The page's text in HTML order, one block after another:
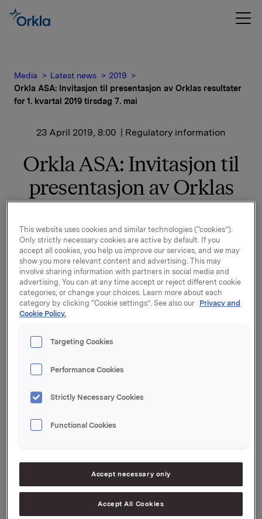
Media Latest news
2019
Orkla ASA: Invitasjon til presentasjon av Orklas resultater
for 1. kvartal 2019 tirsdag 7. mai
23 April 2019, 8:00 | Regulatory information
Orkla ASA: Invitasjon til
presentasjon av Orklas
resultater for 1. kvartal
2019 tirsdag 7. mai
Orkla offentliggjør resultater for 1. kvartal 2019 tirsdag
7. mai kl. 07.00. Kvartalsrapporten og
presentasjonsmaterialet blir samtidig gjort tilgjengelig
på www.orkla.no.
Presentasjon av resultatene holdes kl. 08.00 i
Orklahuset i Drammensveien 149 på Skøyen i Oslo.
Presentasjonen, samt påfølgende Q&A, holdes på
engelsk og kan sees direkte via webcast på
med pinkode: 1661193.
De som ønsker å delta på presentasjonen bes
resepsjon for utdeling av adgangskort.
Orkla ASA
This website uses cookies and similar technologies (“cookies”).
Only strictly necessary cookies are active by default. If you
accept all cookies, you help us improve our services, and we may
show you more relevant content and advertising. This may
involve sharing information with partners in social media and
advertising. You can at any time accept or reject different cookie
categories, or change your choices. Learn more about each
category by clicking “Cookie settings”. See also our Privacy and
Cookie Policy.
Targeting Cookies
Performance Cookies
Strictly Necessary Cookies
Functional Cookies
Accept necessary only
Accept All Cookies